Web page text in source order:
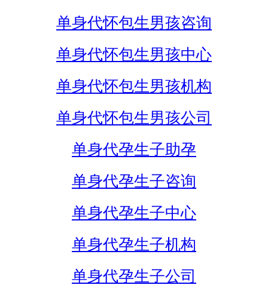
单身代怀包生男孩咨询
单身代怀包生男孩中心
单身代怀包生男孩机构
单身代怀包生男孩公司
单身代孕生子助孕
单身代孕生子咨询
单身代孕生子中心
单身代孕生子机构
单身代孕生子公司